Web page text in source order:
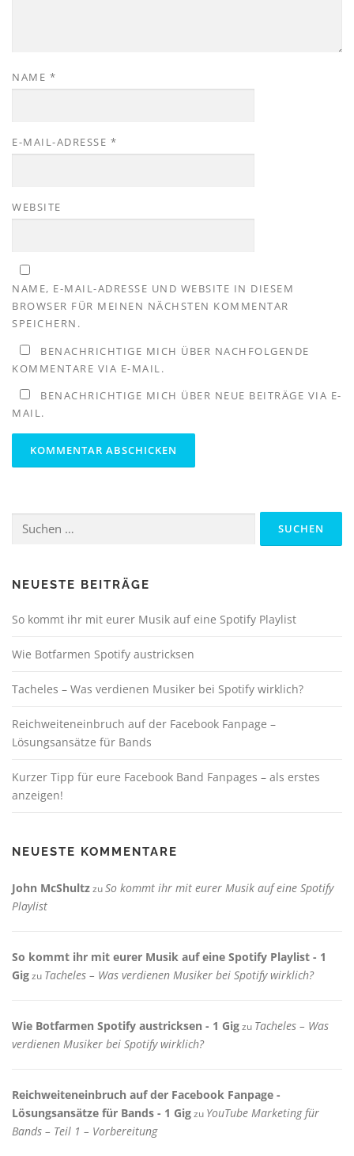
NAME *
E-MAIL-ADRESSE *
WEBSITE
NAME, E-MAIL-ADRESSE UND WEBSITE IN DIESEM
BROWSER FÜR MEINEN NÄCHSTEN KOMMENTAR
SPEICHERN.
BENACHRICHTIGE MICH ÜBER NACHFOLGENDE
KOMMENTARE VIA E-MAIL.
BENACHRICHTIGE MICH ÜBER NEUE BEITRÄGE VIA E-
MAIL.
nach:
NEUESTE BEITRÄGE
So kommt ihr mit eurer Musik auf eine Spotify Playlist
Wie Botfarmen Spotify austricksen
Tacheles – Was verdienen Musiker bei Spotify wirklich?
Reichweiteneinbruch auf der Facebook Fanpage –
Lösungsansätze für Bands
Kurzer Tipp für eure Facebook Band Fanpages – als erstes
anzeigen!
NEUESTE KOMMENTARE
John McShultzzuSo kommt ihr mit eurer Musik auf eine Spotify
Playlist
So kommt ihr mit eurer Musik auf eine Spotify Playlist - 1
Gigzu Tacheles – Was verdienen Musiker bei Spotify wirklich?
Wie Botfarmen Spotify austricksen - 1 Gigzu Tacheles – Was
verdienen Musiker bei Spotify wirklich?
Reichweiteneinbruch auf der Facebook Fanpage -
Lösungsansätze für Bands - 1 Gigzu YouTube Marketing für
Bands – Teil 1 – Vorbereitung